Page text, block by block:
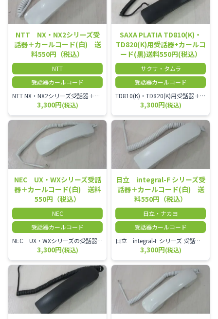
NTT NX・NX2シリーズ受
話器＋カールコード(白) 送
料550円（税込）
NTT
受話器カールコード
NTT NX・NX2シリーズ受話器＋カールコード
3,300円(税込)
SAXA PLATIA TD810(K)・
TD820(K)用受話器+カールコ
ード(黒)送料550円(税込）
サクサ・タムラ
受話器カールコード
TD810(K)・TD820(K)用受話器＋カールコード セット／本商品は中古品となります。 写真では分かりにくいキズ・汚れなどの使用感があります。 予めご理解・ご了承頂きますようお願いいたします。
3,300円(税込)
NEC UX・WXシリーズ受話
器＋カールコード(白) 送料
550円（税込）
NEC
受話器カールコード
NEC UX・WXシリーズの受話器とカールコードセット／本商品は中古品となります。 写真では分かりにくいキズ・汚れなどの使用感があります。 経年変化で日焼けの色味が強くなる場合がございます。 予めご理解・ご了承頂きますようお願いいたします。
3,300円(税込)
日立 integral-F シリーズ受
話器＋カールコード(白) 送
料550円（税込）
日立・ナカヨ
受話器カールコード
日立 integral-F シリーズ 受話器＋カールコード セット（白）／本商品は中古品となります。 写真では分かりにくいキズ・汚れなどの使用感があります。 経年変化で日焼けの色味が強くなる場合がございます。 予めご理解・ご了承頂きますようお願いいたします。
3,300円(税込)